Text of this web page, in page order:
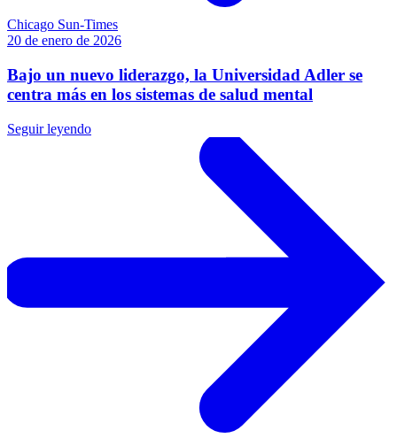
Chicago Sun-Times
20 de enero de 2026
Bajo un nuevo liderazgo, la Universidad Adler se
centra más en los sistemas de salud mental
Seguir leyendo